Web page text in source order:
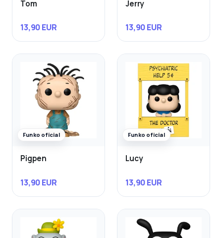
Tom
13,90 EUR
Jerry
13,90 EUR
Funko oficial
Pigpen
13,90 EUR
Funko oficial
Lucy
13,90 EUR